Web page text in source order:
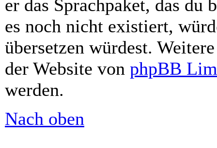
er das Sprachpaket, das
es noch nicht existiert,
übersetzen würdest.
der Website von phpBB
werden.
Nach oben